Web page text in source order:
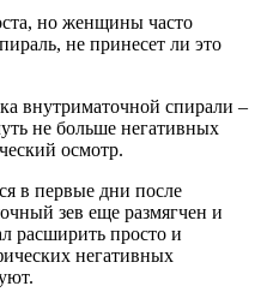
но женщины часто
не принесет ли это
внутриматочной спирали –
не больше негативных
осмотр.
в первые дни после
зев еще размягчен и
расширить просто и
негативных